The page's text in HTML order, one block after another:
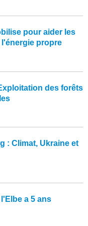
pour aider les
propre
des forêts
: Climat, Ukraine et
a 5 ans